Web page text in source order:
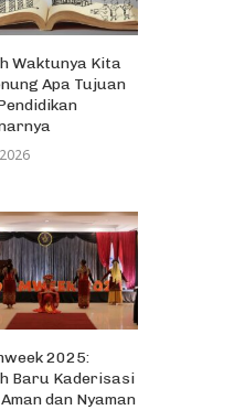
Waktunya Kita
Apa Tujuan
2025:
Baru Kaderisasi
dan Nyaman